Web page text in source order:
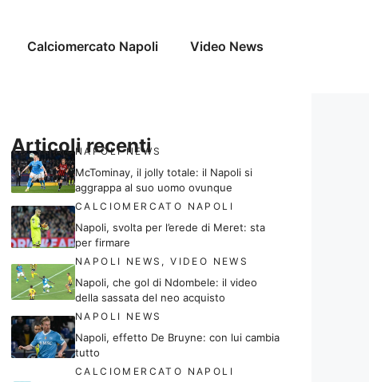
Calciomercato Napoli Video News
Articoli recenti
NAPOLI NEWS
McTominay, il jolly totale: il Napoli si
aggrappa al suo uomo ovunque
CALCIOMERCATO NAPOLI
Napoli, svolta per l’erede di Meret: sta
per firmare
NAPOLI NEWS ,VIDEO NEWS
Napoli, che gol di Ndombele: il video
della sassata del neo acquisto
NAPOLI NEWS
Napoli, effetto De Bruyne: con lui cambia
tutto
CALCIOMERCATO NAPOLI